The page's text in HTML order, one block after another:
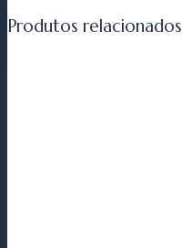
Produtos relacionados